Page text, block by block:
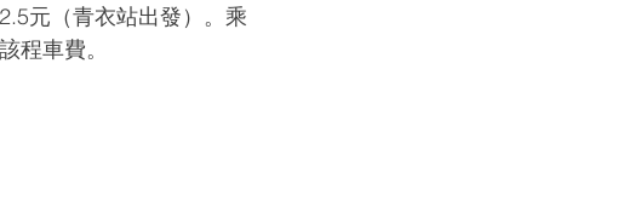
元（青衣站出發）。乘
程車費。